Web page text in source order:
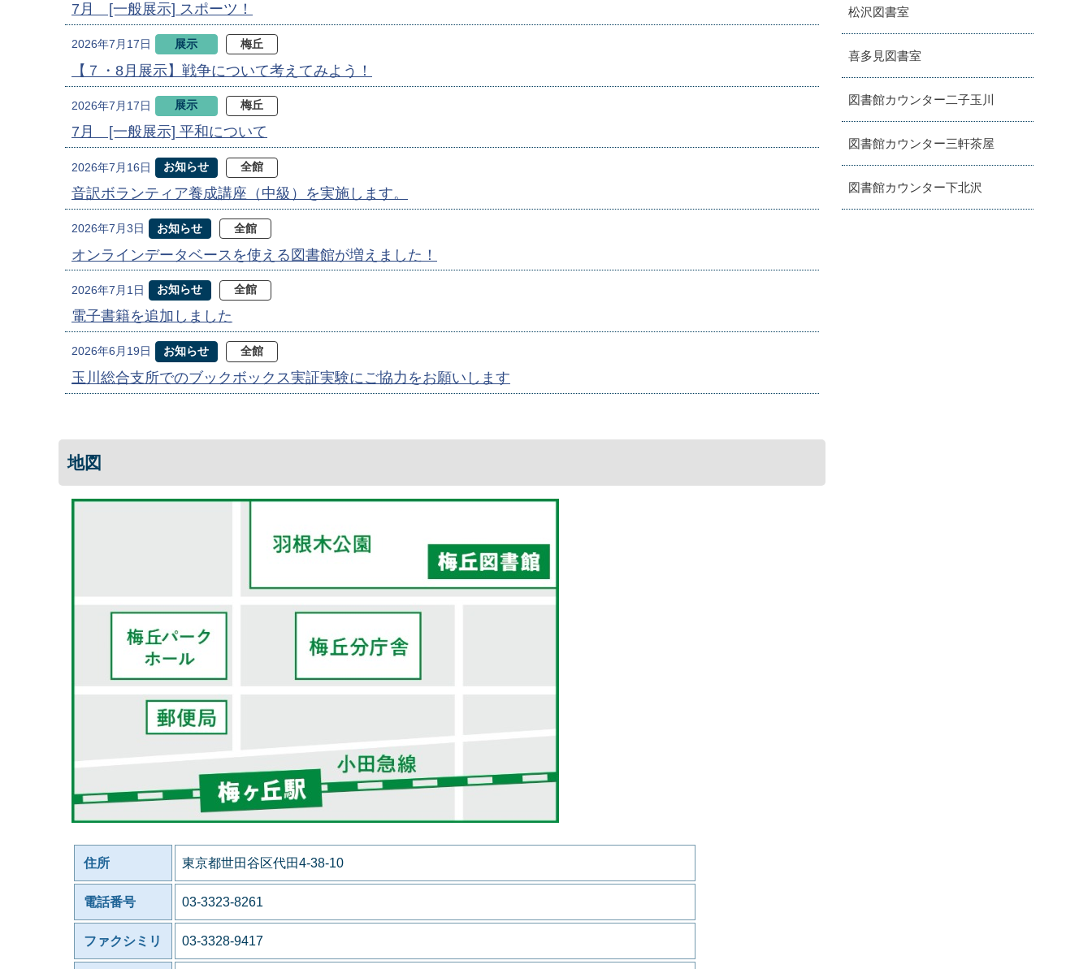
7月 [一般展示] スポーツ！
2026年7月17日 展示 梅丘
【７・8月展示】戦争について考えてみよう！
2026年7月17日 展示 梅丘
7月 [一般展示] 平和について
2026年7月16日 お知らせ 全館
音訳ボランティア養成講座（中級）を実施します。
2026年7月3日 お知らせ 全館
オンラインデータベースを使える図書館が増えました！
2026年7月1日 お知らせ 全館
電子書籍を追加しました
2026年6月19日 お知らせ 全館
玉川総合支所でのブックボックス実証実験にご協力をお願いします
地図
住所 東京都世田谷区代田4-38-10
電話番号 03-3323-8261
ファクシミリ 03-3328-9417
松沢図書室
喜多見図書室
図書館カウンター二子玉川
図書館カウンター三軒茶屋
図書館カウンター下北沢